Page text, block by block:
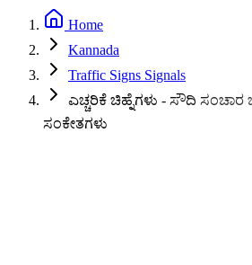
Home
Kannada
Traffic Signs Signals
ಎಚ್ಚರಿಕೆ ಚಿಹ್ನೆಗಳು - ಸೌದಿ ಸಂಚಾರ
ಸಂಕೇತಗಳು